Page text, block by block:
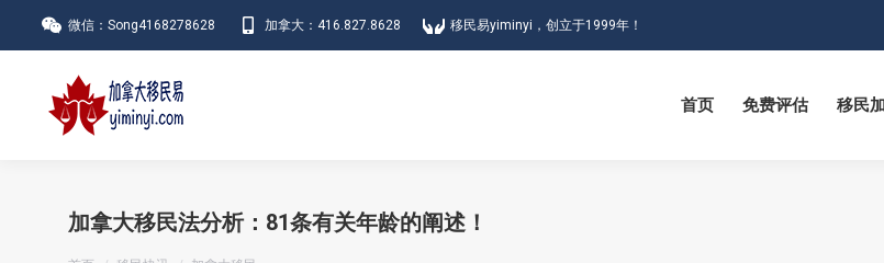
微信：Song4168278628 加拿大：416.827.8628 移民易yiminyi，创立于1999年！
首页 免费评估 移民
加拿大移民法分析：81条有关年龄的阐述！
您在这里：